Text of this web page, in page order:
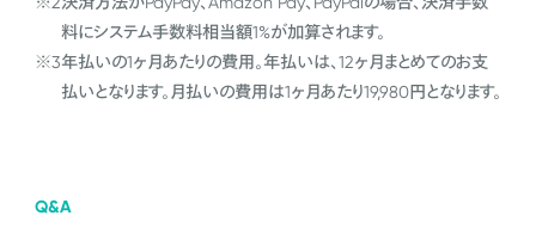
料にシステム手数料相当額1%が加算されます。
※3年払いの1ヶ月あたりの費用。年払いは、12ヶ月まとめてのお支
払いとなります。月払いの費用は1ヶ月あたり19,980円となります。
Q&A